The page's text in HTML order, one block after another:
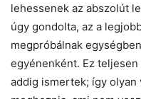
lehessenek az abszolút
úgy gondolta, az a
megpróbálnak
egyénenként. Ez
addig ismertek; így